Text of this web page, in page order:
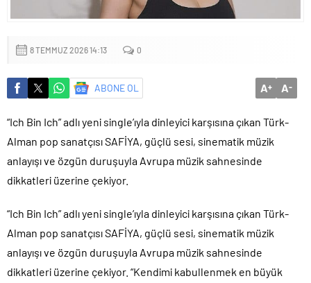
8 TEMMUZ 2026 14:13 0
ABONE OL A+ A-
“Ich Bin Ich” adlı yeni single’ıyla dinleyici karşısına çıkan Türk-
Alman pop sanatçısı SAFİYA, güçlü sesi, sinematik müzik
anlayışı ve özgün duruşuyla Avrupa müzik sahnesinde
dikkatleri üzerine çekiyor.
“Ich Bin Ich” adlı yeni single’ıyla dinleyici karşısına çıkan Türk-
Alman pop sanatçısı SAFİYA, güçlü sesi, sinematik müzik
anlayışı ve özgün duruşuyla Avrupa müzik sahnesinde
dikkatleri üzerine çekiyor. “Kendimi kabullenmek en büyük